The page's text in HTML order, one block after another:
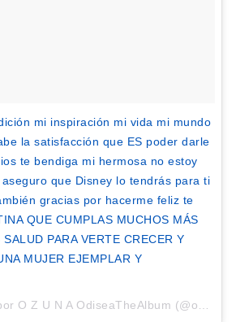
mi inspiración mi vida mi mundo
la satisfacción que ES poder darle
te bendiga mi hermosa no estoy
que Disney lo tendrás para ti
gracias por hacerme feliz te
QUE CUMPLAS MUCHOS MÁS
PARA VERTE CRECER Y
MUJER EJEMPLAR Y